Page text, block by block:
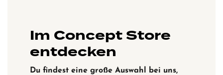
Im Concept Store
entdecken
Du findest eine große Auswahl bei uns,